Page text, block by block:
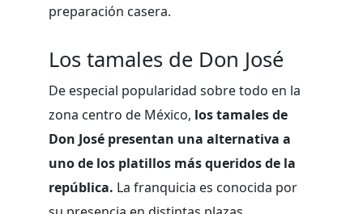
preparación casera.
Los tamales de Don José
De especial popularidad sobre todo en la
zona centro de México, los tamales de
Don José presentan una alternativa a
uno de los platillos más queridos de la
república. La franquicia es conocida por